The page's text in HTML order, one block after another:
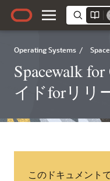
Operating Systems /
Spacewalk
イドforリリ
このドキュメント